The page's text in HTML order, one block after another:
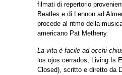
filmati di repertorio
Beatles e di Lennon ad
procede al ritmo della
americano Pat Metheny.
La vita è facile ad occhi
los ojos cerrados, Living Is
Closed), scritto e diretto da